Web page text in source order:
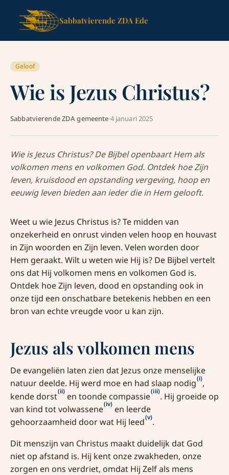
Sabbatvierende ZDA Ede
Geloof
Wie is Jezus Christus?
Sabbatvierende ZDA gemeente·4 januari 2025
Wie is Jezus Christus? De Bijbel openbaart Hem als
volkomen mens en volkomen God. Ontdek hoe Zijn
leven, kruisdood en opstanding vergeving, hoop en
eeuwig leven bieden aan ieder die in Hem gelooft.
Weet u wie Jezus Christus is? Te midden van
onzekerheid en onrust vinden velen hoop en houvast
in Zijn woorden en Zijn leven. Velen worden door
Hem geraakt. Wilt u weten wie Hij is? De Bijbel vertelt
ons dat Hij volkomen mens en volkomen God is.
Ontdek hoe Zijn leven, dood en opstanding ook in
onze tijd een onschatbare betekenis hebben en een
bron van echte vreugde voor u kan zijn.
Jezus als volkomen mens
De evangeliën laten zien dat Jezus onze menselijke
natuur deelde. Hij werd moe en had slaap nodig(i),
kende dorst(ii) en toonde compassie(iii). Hij groeide op
van kind tot volwassene(iv) en leerde
gehoorzaamheid door wat Hij leed(v).
Dit menszijn van Christus maakt duidelijk dat God
niet op afstand is. Hij kent onze zwakheden, onze
zorgen en ons verdriet, omdat Hij Zelf als mens